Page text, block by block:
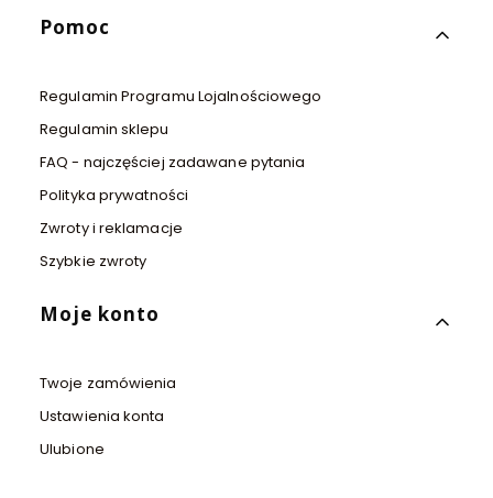
Pomoc
Regulamin Programu Lojalnościowego
Regulamin sklepu
FAQ - najczęściej zadawane pytania
Polityka prywatności
Zwroty i reklamacje
Szybkie zwroty
Moje konto
Twoje zamówienia
Ustawienia konta
Ulubione